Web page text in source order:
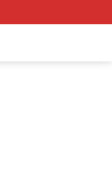
dengan Poltek